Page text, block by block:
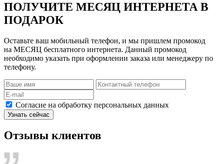
ПОЛУЧИТЕ МЕСЯЦ ИНТЕРНЕТА В
ПОДАРОК
Оставьте ваш мобильный телефон, и мы пришлем промокод
на МЕСЯЦ бесплатного интернета. Данный промокод
необходимо указать при оформлении заказа или менеджеру по
телефону.
Согласие на обработку персональных данных
Узнать сейчас
Отзывы клиентов